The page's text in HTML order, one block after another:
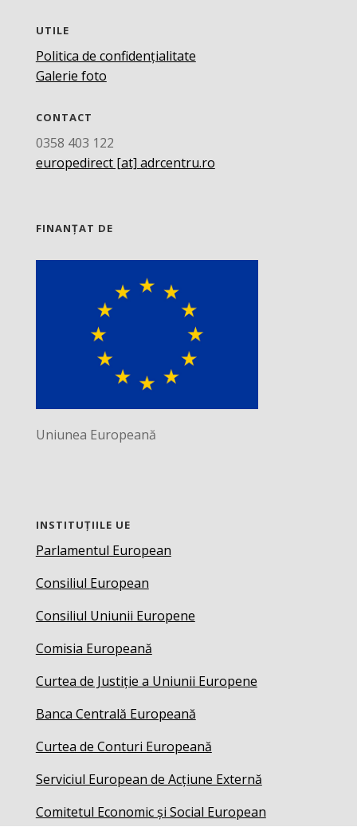
UTILE
Politica de confidențialitate
Galerie foto
CONTACT
0358 403 122
europedirect [at] adrcentru.ro
FINANȚAT DE
Uniunea Europeană
INSTITUȚIILE UE
Parlamentul European
Consiliul European
Consiliul Uniunii Europene
Comisia Europeană
Curtea de Justiție a Uniunii Europene
Banca Centrală Europeană
Curtea de Conturi Europeană
Serviciul European de Acțiune Externă
Comitetul Economic și Social European